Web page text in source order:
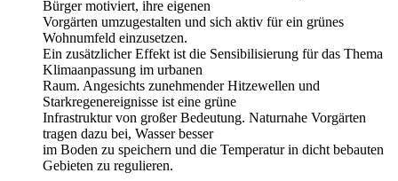
Bürger motiviert, ihre eigenen
Vorgärten umzugestalten und sich aktiv für ein grünes
Wohnumfeld einzusetzen.
Ein zusätzlicher Effekt ist die Sensibilisierung für das Thema
Klimaanpassung im urbanen
Raum. Angesichts zunehmender Hitzewellen und
Starkregenereignisse ist eine grüne
Infrastruktur von großer Bedeutung. Naturnahe Vorgärten
tragen dazu bei, Wasser besser
im Boden zu speichern und die Temperatur in dicht bebauten
Gebieten zu regulieren.